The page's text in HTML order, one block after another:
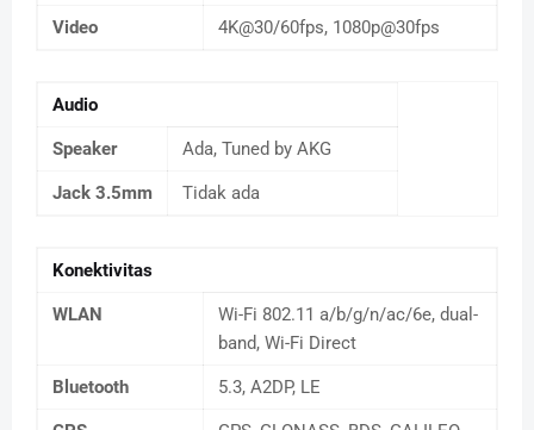
Video 4K@30/60fps, 1080p@30fps
Audio
Speaker Ada, Tuned by AKG
Jack 3.5mm Tidak ada
Konektivitas
WLAN
Wi-Fi 802.11 a/b/g/n/ac/6e, dual-
band, Wi-Fi Direct
Bluetooth 5.3, A2DP, LE